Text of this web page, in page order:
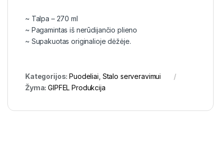
~ Talpa – 270 ml
~ Pagamintas iš nerūdijančio plieno
~ Supakuotas originalioje dėžėje.
Kategorijos:Puodeliai Stalo serveravimui
Žyma:GIPFEL Produkcija